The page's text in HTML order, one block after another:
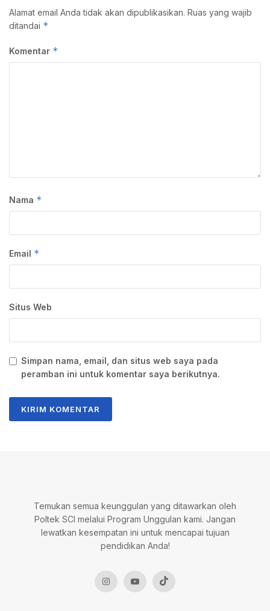
Alamat email Anda tidak akan dipublikasikan. Ruas yang wajib
ditandai *
Komentar *
Nama *
Email *
Situs Web
Simpan nama, email, dan situs web saya pada
peramban ini untuk komentar saya berikutnya.
Temukan semua keunggulan yang ditawarkan oleh
Poltek SCI melalui Program Unggulan kami. Jangan
lewatkan kesempatan ini untuk mencapai tujuan
pendidikan Anda!